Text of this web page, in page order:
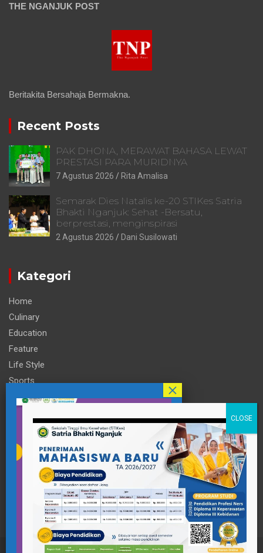
THE NGANJUK POST
Beritakita Bersahaja Bermakna.
Recent Posts
PAK DHONA, MERAWAT BAHASA LEWAT
PRESTASI PARA MURIDNYA
7 Agustus 2026 Rita Amalisa
Semarak Dies Natalis ke-20 STIKes Satria
Bhakti Nganjuk: Sehat -Bersatu,
berprestasi, menginspirasi
2 Agustus 2026 Dani Susilowati
Kategori
Home
Culinary
Education
Feature
Life Style
Sports
Technology
Informasi
Contact Person
pttigaanaknagari@gmail.com
Telp : +62 857-3515-2922